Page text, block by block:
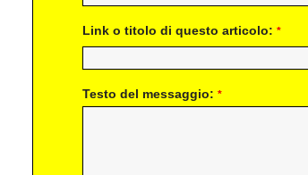
Link o titolo di questo articolo: *
Testo del messaggio: *